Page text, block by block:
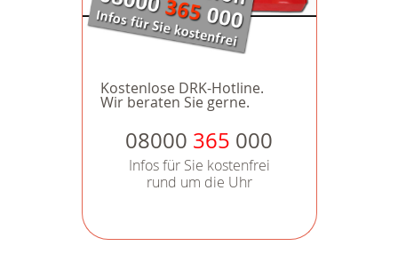
Kostenlose DRK-Hotline.
Wir beraten Sie gerne.
08000 365 000
Infos für Sie kostenfrei
rund um die Uhr